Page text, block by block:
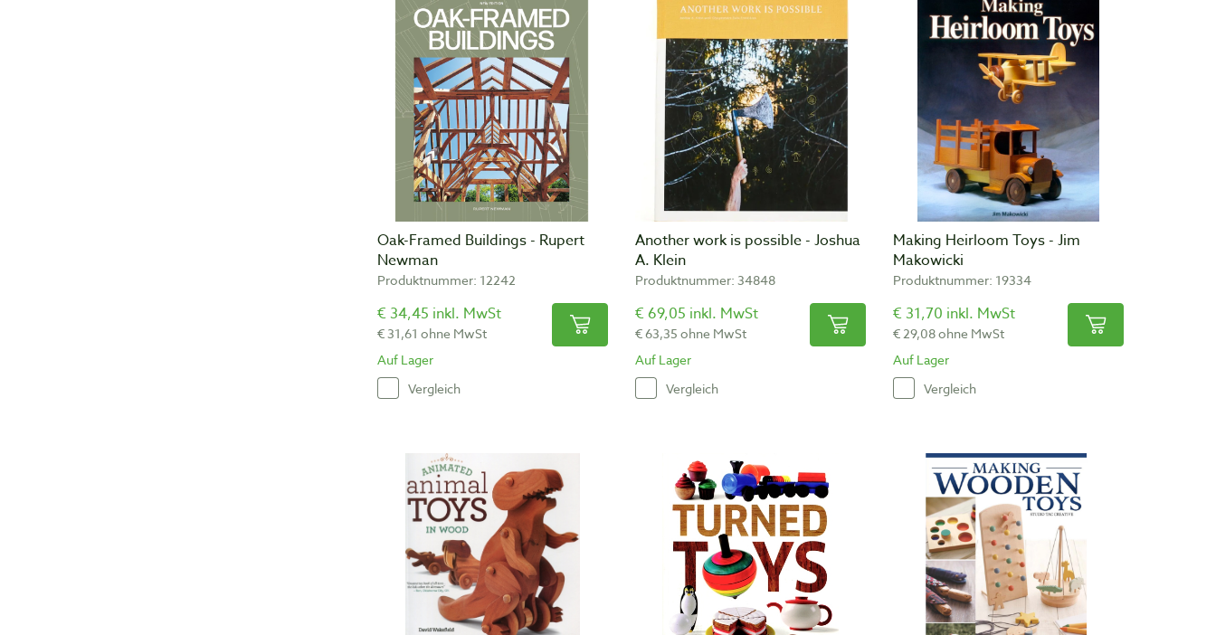
Oak-Framed Buildings - Rupert
Newman
Produktnummer: 12242
€ 34,45 inkl. MwSt
€ 31,61 ohne MwSt
Auf Lager
Vergleich
Another work is possible - Joshua
A. Klein
Produktnummer: 34848
€ 69,05 inkl. MwSt
€ 63,35 ohne MwSt
Auf Lager
Vergleich
Making Heirloom Toys - Jim
Makowicki
Produktnummer: 19334
€ 31,70 inkl. MwSt
€ 29,08 ohne MwSt
Auf Lager
Vergleich